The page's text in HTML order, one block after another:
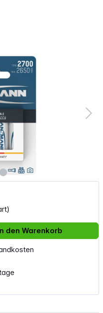
gewünschten
den Warenkorb